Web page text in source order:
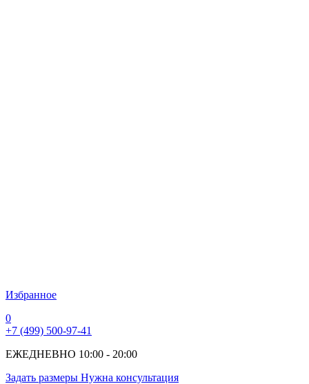
Избранное
0
+7 (499) 500-97-41
ЕЖЕДНЕВНО 10:00 - 20:00
Задать размеры Нужна консультация